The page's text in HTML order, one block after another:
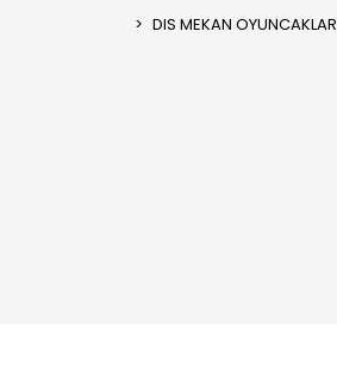
DIS MEKAN OYUNCAKLAR